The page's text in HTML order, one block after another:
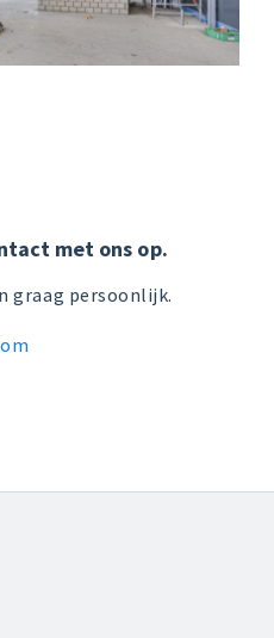
met ons op.
graag persoonlijk.